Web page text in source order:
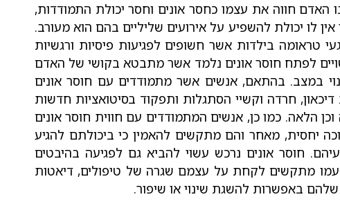
האדם חווה את עצמו כחסר אונים וחסר יכולת התמודדות,
אין לו יכולת להשפיע על אירועים שליליים בהם הוא מעורב.
טראומה בילדות אשר חשופים לפגיעות פיסיות ורגשיות
לפתח חוסר אונים נלמד אשר מתבטא בקושי של האדם
במצב. בהתאם, אנשים אשר מתמודדים עם חוסר אונים
חרדה וקשיי הסתגלות ותפקוד בסיטואציות חדשות
הלאה. כמו כן, אנשים המתמודדים עם חווית חוסר אונים
יחסית, מאחר והם מתקשים להאמין כי ביכולתם להגיע
חוסר אונים נרכש עשוי להביא גם לפגיעה בהיבטים
עמו מתקשים לקחת על עצמם שגרה של טיפולים, דיאטות
באפשרות להשגת שינוי או שיפור.